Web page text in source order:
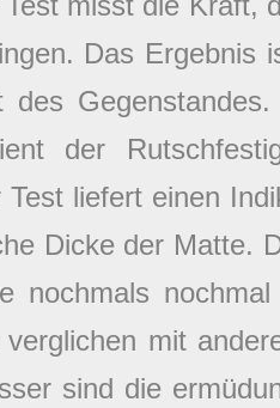
Das Ergebnis
des
der
Test liefert einen
Dicke der Matte.
nochmals
mit
sind die